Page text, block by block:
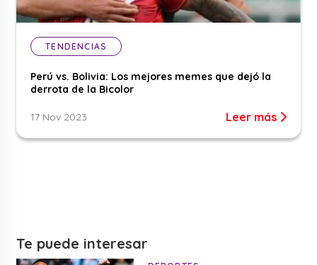
TENDENCIAS
Perú vs. Bolivia: Los mejores memes que dejó la
derrota de la Bicolor
17 Nov 2023 Leer más
Te puede interesar